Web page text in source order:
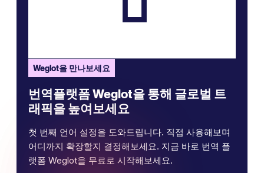
Weglot을 만나보세요
번역플랫폼 Weglot을 통해 글로벌 트
래픽을 높여보세요
첫 번째 언어 설정을 도와드립니다. 직접 사용해보며
어디까지 확장할지 결정해보세요. 지금 바로 번역 플
랫폼 Weglot을 무료로 시작해보세요.